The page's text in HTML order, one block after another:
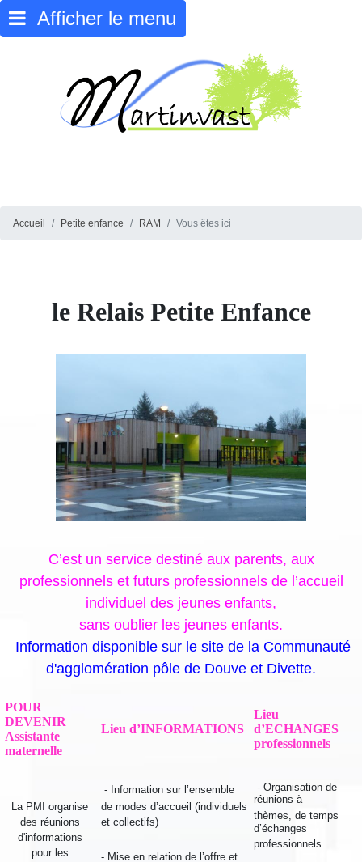
Afficher le menu
Accueil Petite enfance RAM Vous êtes ici
le Relais Petite Enfance
C’est un service destiné aux parents, aux
professionnels et futurs professionnels de l’accueil
individuel des jeunes enfants,
sans oublier les jeunes enfants.
Information disponible sur le site de la Communauté
d'agglomération pôle de Douve et Divette.
POUR
DEVENIR
Assistante
maternelle
Lieu d’INFORMATIONS
Lieu
d’ECHANGES
professionnels
La PMI organise
des réunions
d'informations
pour les
- Information sur l’ensemble
de modes d’accueil (individuels
et collectifs)
- Mise en relation de l’offre et
- Organisation de
réunions à
thèmes, de temps
d’échanges
professionnels…